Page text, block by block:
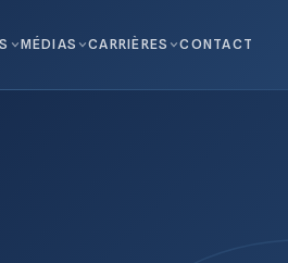
MÉDIAS CARRIÈRES CONTACT